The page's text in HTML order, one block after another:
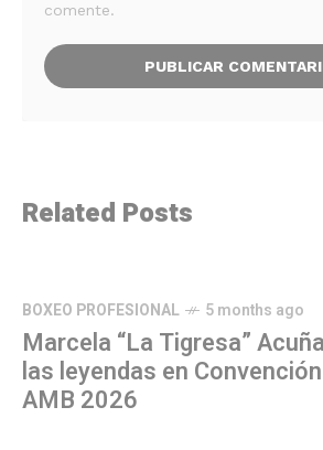
comente.
Related Posts
BOXEO PROFESIONAL 5 months ago
Marcela “La Tigresa”
las leyendas en
AMB 2026